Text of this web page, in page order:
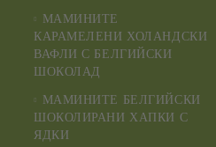
МАМИНИТЕ
КАРАМЕЛЕНИ ХОЛАНДСКИ
ВАФЛИ С БЕЛГИЙСКИ
ШОКОЛАД
МАМИНИТЕ БЕЛГИЙСКИ
ШОКОЛИРАНИ ХАПКИ С
ЯДКИ